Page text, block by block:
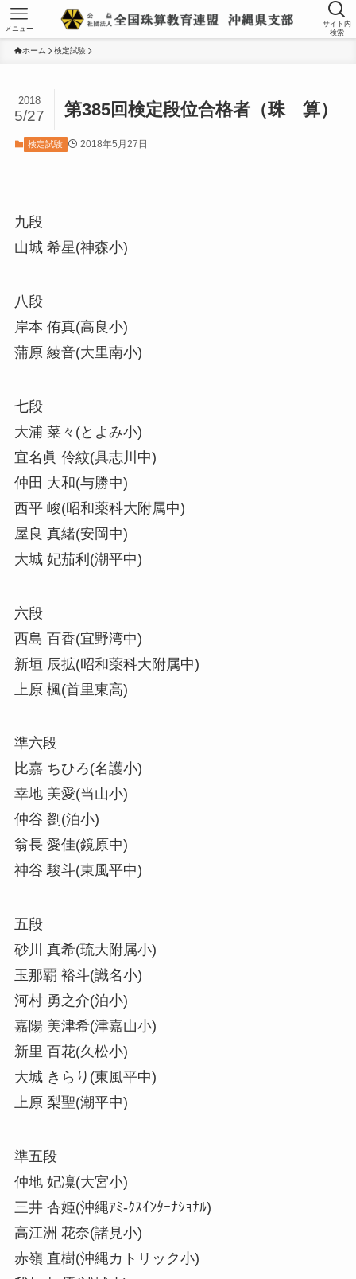
サイト内
検索
メニュー
ホーム 検定試験
第385回検定段位合格者（珠 算）
2018
5/27
検定試験 2018年5月27日
九段
山城 希星(神森小)
八段
岸本 侑真(高良小)
蒲原 綾音(大里南小)
七段
大浦 菜々(とよみ小)
宜名眞 伶紋(具志川中)
仲田 大和(与勝中)
西平 峻(昭和薬科大附属中)
屋良 真緒(安岡中)
大城 妃茄利(潮平中)
六段
西島 百香(宜野湾中)
新垣 辰拡(昭和薬科大附属中)
上原 楓(首里東高)
準六段
比嘉 ちひろ(名護小)
幸地 美愛(当山小)
仲谷 劉(泊小)
翁長 愛佳(鏡原中)
神谷 駿斗(東風平中)
五段
砂川 真希(琉大附属小)
玉那覇 裕斗(識名小)
河村 勇之介(泊小)
嘉陽 美津希(津嘉山小)
新里 百花(久松小)
大城 きらり(東風平中)
上原 梨聖(潮平中)
準五段
仲地 妃凜(大宮小)
三井 杏姫(沖縄ｱﾐ-ｸｽｲﾝﾀｰﾅｼｮﾅﾙ)
高江洲 花奈(諸見小)
赤嶺 直樹(沖縄カトリック小)